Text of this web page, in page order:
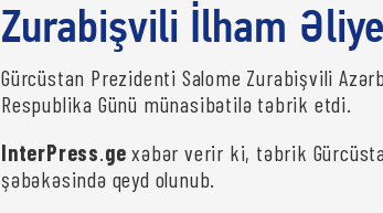
Zurabişvili İlham
Gürcüstan Prezidenti Salome Zurabişvili
Respublika Günü münasibətilə təbrik etdi.
InterPress.ge xəbər verir ki, təbrik
şəbəkəsində qeyd olunub.